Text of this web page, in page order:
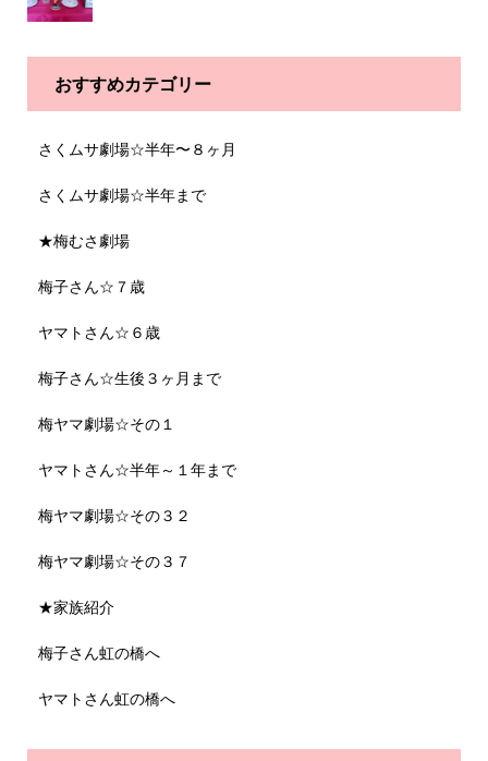
おすすめカテゴリー
さくムサ劇場☆半年〜８ヶ月
さくムサ劇場☆半年まで
★梅むさ劇場
梅子さん☆７歳
ヤマトさん☆６歳
梅子さん☆生後３ヶ月まで
梅ヤマ劇場☆その１
ヤマトさん☆半年～１年まで
梅ヤマ劇場☆その３２
梅ヤマ劇場☆その３７
★家族紹介
梅子さん虹の橋へ
ヤマトさん虹の橋へ